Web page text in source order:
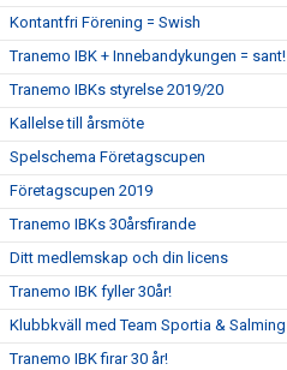
Kontantfri Förening = Swish
Tranemo IBK + Innebandykungen = sant!
Tranemo IBKs styrelse 2019/20
Kallelse till årsmöte
Spelschema Företagscupen
Företagscupen 2019
Tranemo IBKs 30årsfirande
Ditt medlemskap och din licens
Tranemo IBK fyller 30år!
Klubbkväll med Team Sportia & Salming
Tranemo IBK firar 30 år!